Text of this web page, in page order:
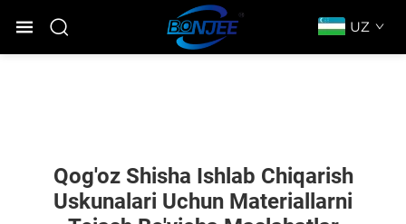
UZ
Qog'oz Shisha Ishlab Chiqarish
Uskunalari Uchun Materiallarni